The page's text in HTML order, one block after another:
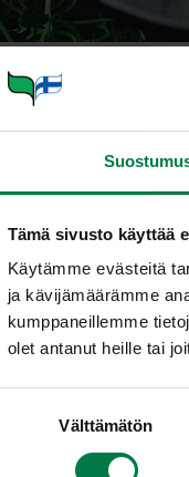
Tämä sivusto käyttää
Käytämme evästeitä
ja kävijämäärämme
kumppaneillemme
olet antanut heille tai
Välttämätön